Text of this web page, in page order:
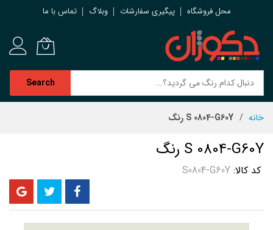
محل فروشگاه پیگیری سفارشات وبلاگ تماس با ما
Search
خانه S 0804-G60Y رنگ
S 0804-G60Y رنگ
کد کالا S0804-G60Y